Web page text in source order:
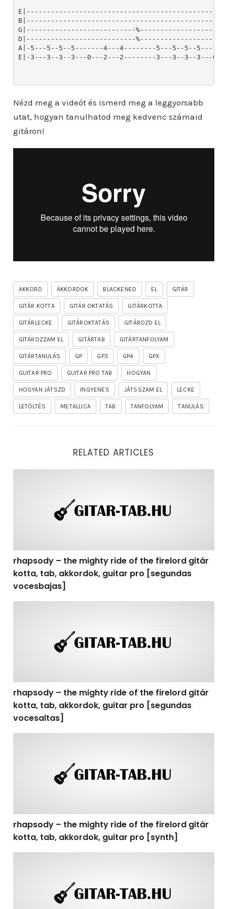
G|---------------------------
D|---------------------------
A|-5---5--5--5-------4---4--------5---5--5--
E|-3---3--3--3---0---2---2--------3---3--3--3---
Nézd meg a videót és ismerd meg a leggyorsabb
utat, hogyan tanulhatod meg kedvenc számaid
gitáron!
AKKORD AKKORDOK BLACKENED EL GITÁR
GITÁR KOTTA GITÁR OKTATÁS GITÁRKOTTA
GITÁRLECKE GITÁROKTATÁS GITÁROZD EL
GITÁROZZAM EL GITÁRTAB GITÁRTANFOLYAM
GITÁRTANULÁS GP GP3 GP4 GPX
GUITAR PRO GUITAR PRO TAB HOGYAN
HOGYAN JÁTSZD INGYENES JÁTSSZAM EL LECKE
LETÖLTÉS METALLICA TAB TANFOLYAM TANULÁS
RELATED ARTICLES
rhapsody – the mighty ride of the firelord gitár
kotta, tab, akkordok, guitar pro [segundas
vocesbajas]
rhapsody – the mighty ride of the firelord gitár
kotta, tab, akkordok, guitar pro [segundas
vocesaltas]
rhapsody – the mighty ride of the firelord gitár
kotta, tab, akkordok, guitar pro [synth]